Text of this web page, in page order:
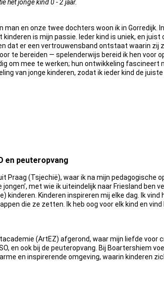
het jonge kind 0 - 2 jaar.
man en onze twee dochters woon ik in Gorredijk.
is mijn passie. Ieder kind is uniek, en
dat er een vertrouwensband ontstaat waarin zij
te bereiden — spelenderwijs bereid ik hen voor
om mee te werken; hun ontwikkeling
van jonge kinderen, zodat ik ieder kind de
en peuteropvang
Praag (Tsjechië), waar ik na mijn pedagogische
met wie ik uiteindelijk naar Friesland ben
Kinderen inspireren mij elke dag. Ik
die ze zetten. Ik heb oog voor elk kind en
(ArtEZ) afgerond, waar mijn liefde voor
en ook bij de peuteropvang. Bij Boartershiem
en inspirerende omgeving, waarin kinderen